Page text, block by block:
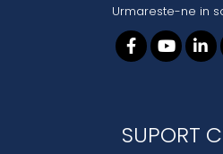
Urmareste-ne in
SUPORT